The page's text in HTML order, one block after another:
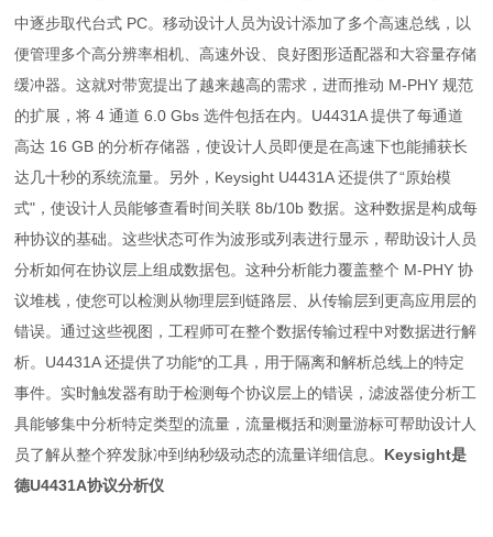
中逐步取代台式 PC。移动设计人员为设计添加了多个高速总线，以
便管理多个高分辨率相机、高速外设、良好图形适配器和大容量存储
缓冲器。这就对带宽提出了越来越高的需求，进而推动 M-PHY 规范
的扩展，将 4 通道 6.0 Gbs 选件包括在内。U4431A 提供了每通道
高达 16 GB 的分析存储器，使设计人员即便是在高速下也能捕获长
达几十秒的系统流量。另外，Keysight U4431A 还提供了“原始模
式"，使设计人员能够查看时间关联 8b/10b 数据。这种数据是构成每
种协议的基础。这些状态可作为波形或列表进行显示，帮助设计人员
分析如何在协议层上组成数据包。这种分析能力覆盖整个 M-PHY 协
议堆栈，使您可以检测从物理层到链路层、从传输层到更高应用层的
错误。通过这些视图，工程师可在整个数据传输过程中对数据进行解
析。U4431A 还提供了功能*的工具，用于隔离和解析总线上的特定
事件。实时触发器有助于检测每个协议层上的错误，滤波器使分析工
具能够集中分析特定类型的流量，流量概括和测量游标可帮助设计人
员了解从整个猝发脉冲到纳秒级动态的流量详细信息。 Keysight是
德U4431A协议分析仪